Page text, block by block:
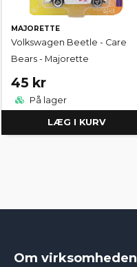
MAJORETTE
Volkswagen Beetle - Care
Bears - Majorette
45 kr
På lager
LÆG I KURV
Om virksomheden